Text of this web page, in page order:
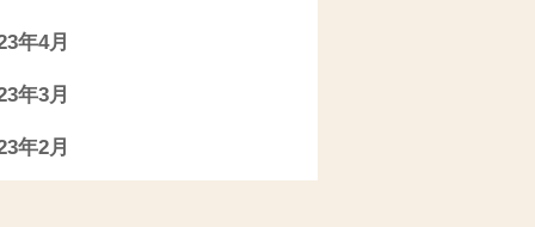
年4月
年3月
年2月